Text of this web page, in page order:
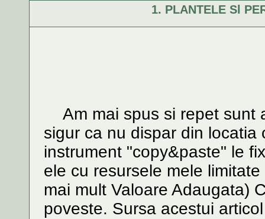
1. PLANTELE Sl
Am mai spus si repet sunt
sigur ca nu dispar din
instrument "copy&paste" le
ele cu resursele mele
mai mult Valoare Adaugata)
poveste. Sursa acestui